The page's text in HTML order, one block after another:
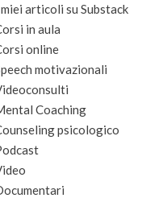
articoli su Substack
in aula
online
motivazionali
Coaching
psicologico